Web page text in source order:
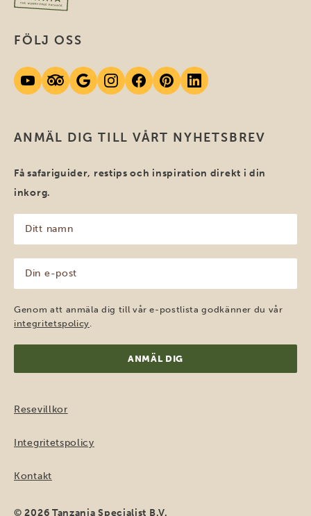
ANMÄL DIG TILL VÅRT NYHETSBREV
Få safariguider, restips och inspiration direkt i din
inkorg.
namn
(Obligatoriskt)
post
(Obligatoriskt)
Genom att anmäla dig till vår e-postlista godkänner du vår
integritetspolicy
FÖLJ OSS
Resevillkor
Integritetspolicy
Kontakt
© 2026 Tanzania Specialist B.V.